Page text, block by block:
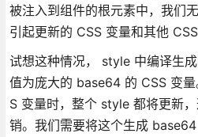
被注入到组件的根元素中，我们
引起更新的 CSS 变量和其他 CSS
试想这种情况， style 中编译生
值为庞大的 base64 的 CSS 变
S 变量时，整个 style 都将更新
销。我们需要将这个生成